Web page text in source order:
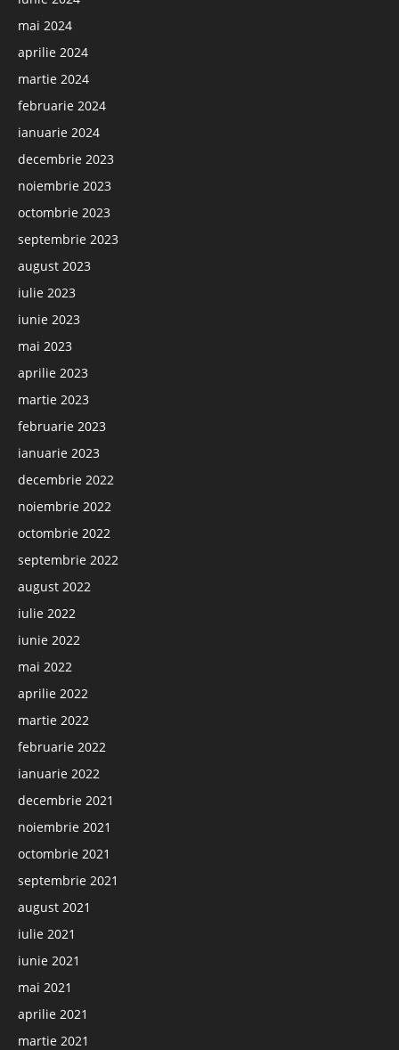
mai 2024
aprilie 2024
martie 2024
februarie 2024
ianuarie 2024
decembrie 2023
noiembrie 2023
octombrie 2023
septembrie 2023
august 2023
iulie 2023
iunie 2023
mai 2023
aprilie 2023
martie 2023
februarie 2023
ianuarie 2023
decembrie 2022
noiembrie 2022
octombrie 2022
septembrie 2022
august 2022
iulie 2022
iunie 2022
mai 2022
aprilie 2022
martie 2022
februarie 2022
ianuarie 2022
decembrie 2021
noiembrie 2021
octombrie 2021
septembrie 2021
august 2021
iulie 2021
iunie 2021
mai 2021
aprilie 2021
martie 2021